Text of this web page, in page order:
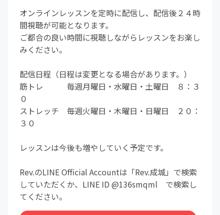
オンラインレッスンを定時に配信し、配信後２４時
間視聴が可能となります。
ご都合の良い時間に視聴しながらレッスンをお楽し
みください。
配信日程（日程は変更となる場合があります。）
筋トレ 毎週月曜日・水曜日・土曜日 ８：３
０
ストレッチ 毎週火曜日・木曜日・日曜日 ２０：
３０
レッスンは今後も増やしていく予定です。
Rev.のLINE Official Accountは「Rev.成城」で検索
していただくか、LINE ID @136smqml で検索し
てください。